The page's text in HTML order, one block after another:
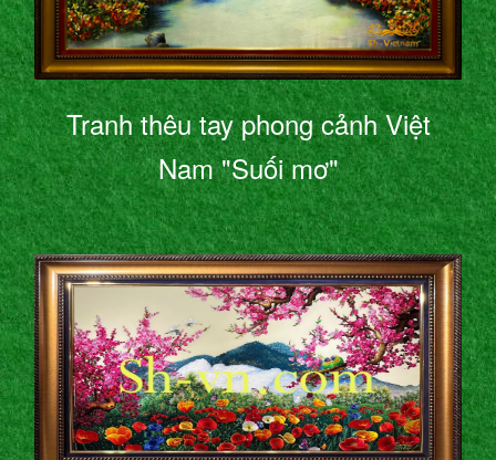
Tranh thêu tay phong cảnh Việt
Nam "Suối mơ"